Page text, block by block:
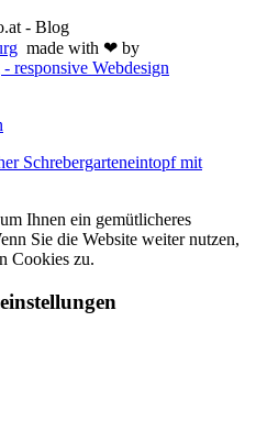
- Blog
made with ❤ by
responsive Webdesign
Schrebergarteneintopf mit
Ihnen ein gemütlicheres
Sie die Website weiter nutzen,
Cookies zu.